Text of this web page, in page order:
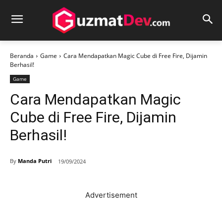
Beranda Game
Cara Mendapatkan Magic Cube di Free Fire, Dijamin
Berhasil!
Game
Cara Mendapatkan Magic
Cube di Free Fire, Dijamin
Berhasil!
By Manda Putri 19/09/2024
Advertisement